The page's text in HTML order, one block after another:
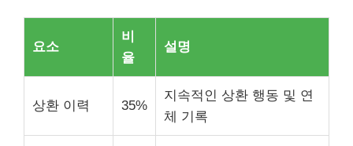
요소
비
율
설명
상환 이력 35%
지속적인 상환 행동 및 연
체 기록